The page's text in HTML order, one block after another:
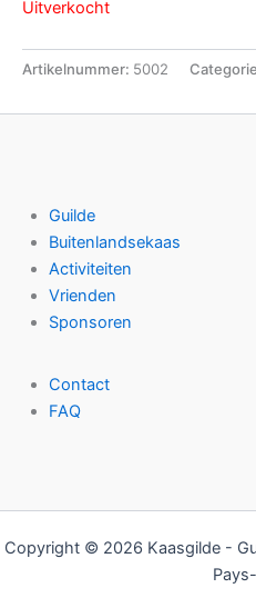
Uitverkocht
Artikelnummer: 5002
Guilde
Buitenlandsekaas
Activiteiten
Vrienden
Sponsoren
Contact
FAQ
Copyright © 2026 Kaasgilde -